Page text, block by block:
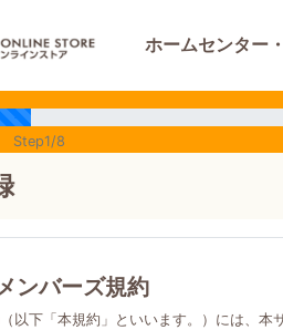
ホームセンター
Step1/8
ンバーズ規約
以下「本規約」といいます。）には、本